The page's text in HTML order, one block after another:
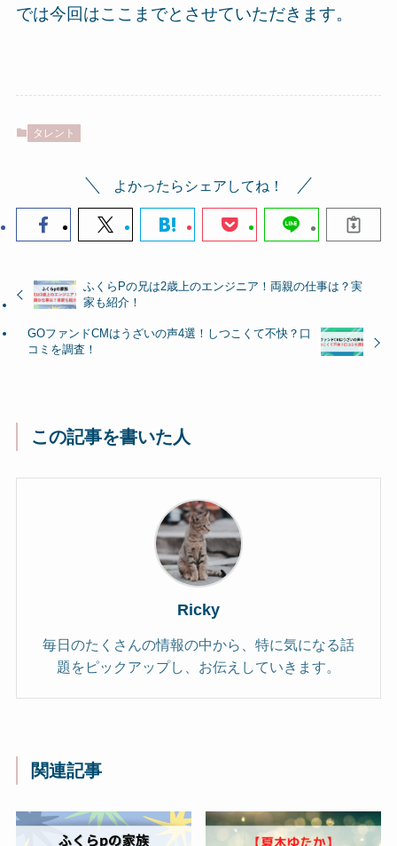
では今回はここまでとさせていただきます。
タレント
よかったらシェアしてね！
ふくらPの兄は2歳上のエンジニア！両親の仕事は？実
家も紹介！
GOファンドCMはうざいの声4選！しつこくて不快？口
コミを調査！
この記事を書いた人
Ricky
毎日のたくさんの情報の中から、特に気になる話
題をピックアップし、お伝えしていきます。
関連記事